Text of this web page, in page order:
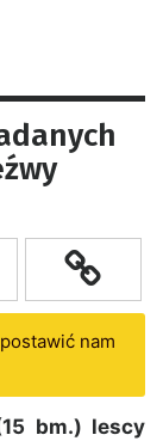
nam
bm.) lescy